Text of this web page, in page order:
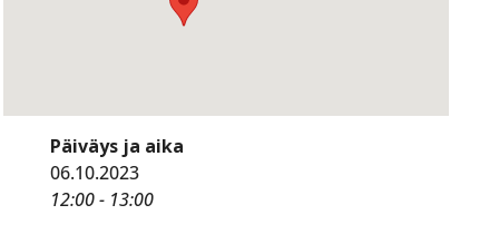
Päiväys ja aika
06.10.2023
12:00 - 13:00